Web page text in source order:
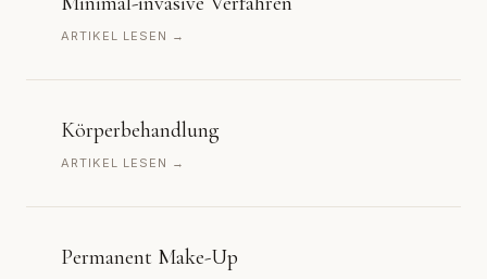
ARTIKEL LESEN →
Körperbehandlung
ARTIKEL LESEN →
Permanent Make-Up